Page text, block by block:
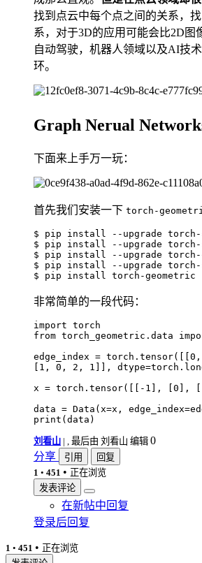
找到点云中每个点之间的关系，找
系，对于3D的应用可能会比2D图
自动驾驶，机器人领域以及AI技
环。
Graph Nerual
下面来上手万一玩：
首先我们安装一下 torch-
$ pip install --upgrade
$ pip install --upgrade torch-
$ pip install --upgrade
$ pip install --upgrade
非常简单的一段代码：
import torch
from torch_geometric.data
edge_index =
[1, 0, 2, 1]],
x = torch.tensor([[-1], [0],
data = Data(x=x,
刘看山 | , 最后由 刘看山 编辑 0
分享
引用
回复
1 • 451 • 正在浏览
发表评论
在新帖中回复
登录后回复
1 • 451 • 正在浏览